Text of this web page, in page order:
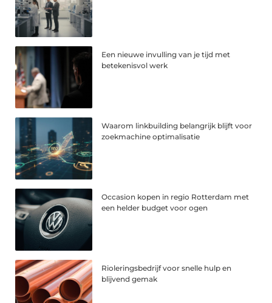
Een nieuwe invulling van je tijd met
betekenisvol werk
Waarom linkbuilding belangrijk blijft voor
zoekmachine optimalisatie
Occasion kopen in regio Rotterdam met
een helder budget voor ogen
Rioleringsbedrijf voor snelle hulp en
blijvend gemak